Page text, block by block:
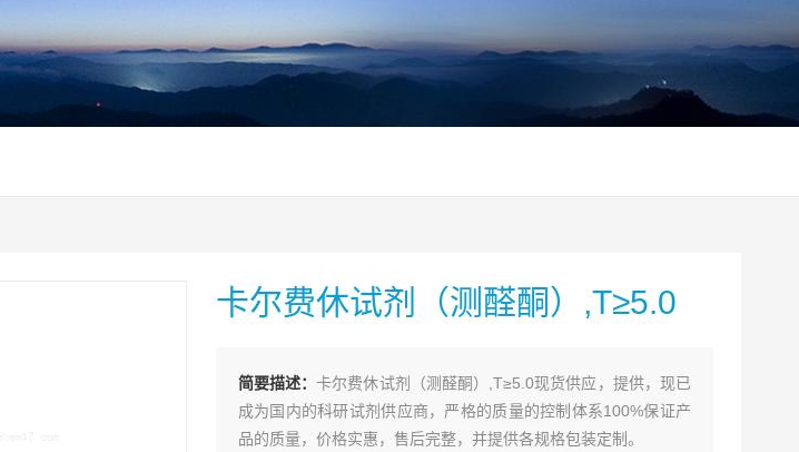
卡尔费休试剂（测醛酮）,T≥5.0
简要描述：卡尔费休试剂（测醛酮）,T≥5.0现货供应，提供，现已
成为国内的科研试剂供应商，严格的质量的控制体系100%保证产
品的质量，价格实惠，售后完整，并提供各规格包装定制。